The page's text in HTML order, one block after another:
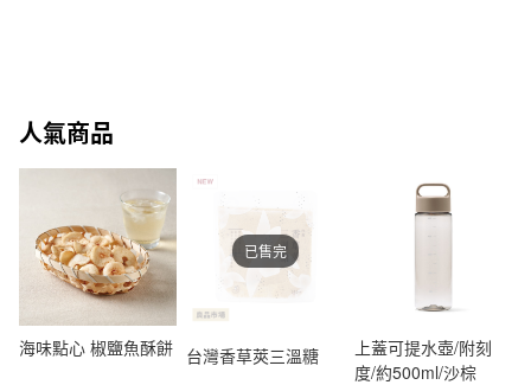
人氣商品
海味點心 椒鹽魚酥餅 台灣香草莢三溫糖
已售完
上蓋可提水壺/附刻
度/約500ml/沙棕